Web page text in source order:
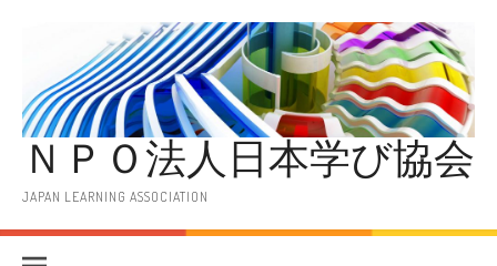
ＮＰＯ法人日本学び協会
JAPAN LEARNING ASSOCIATION